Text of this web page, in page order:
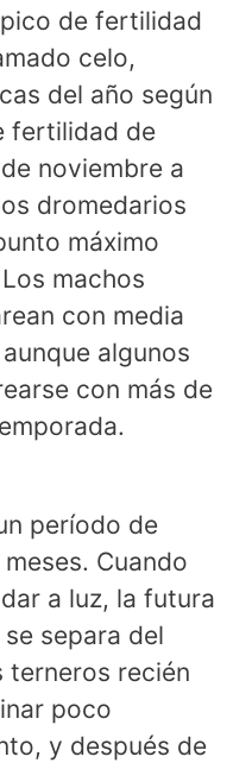
de fertilidad
celo,
del año según
fertilidad de
noviembre a
dromedarios
máximo
machos
con media
algunos
con más de
período de
Cuando
a luz, la futura
separa del
terneros recién
poco
y después de